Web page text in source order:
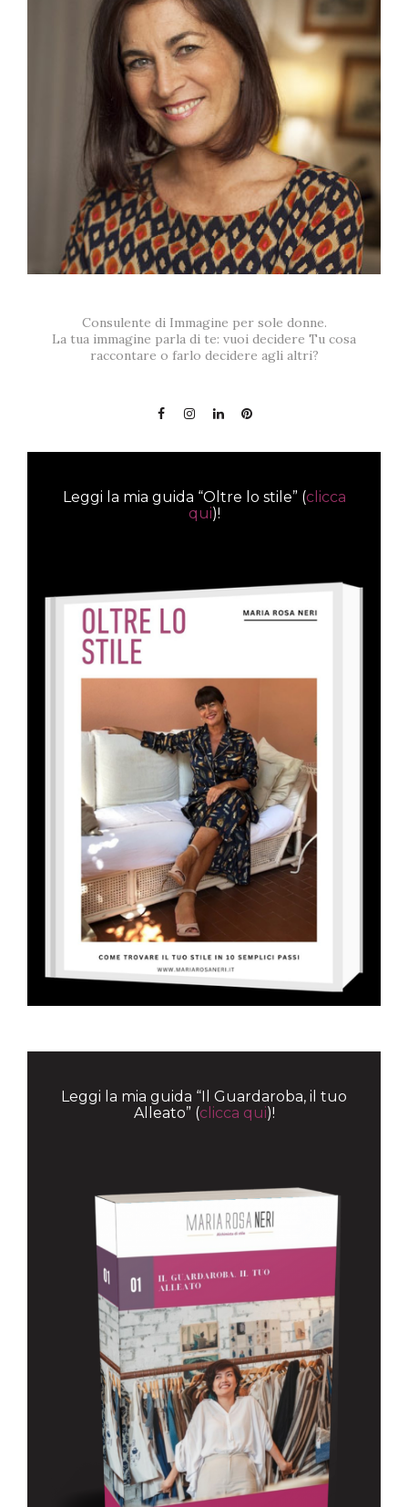
Consulente di Immagine per sole donne.
La tua immagine parla di te: vuoi decidere Tu cosa
raccontare o farlo decidere agli altri?
Leggi la mia guida “Oltre lo stile” (clicca
qui)!
Leggi la mia guida “Il Guardaroba, il tuo
Alleato” (clicca qui)!